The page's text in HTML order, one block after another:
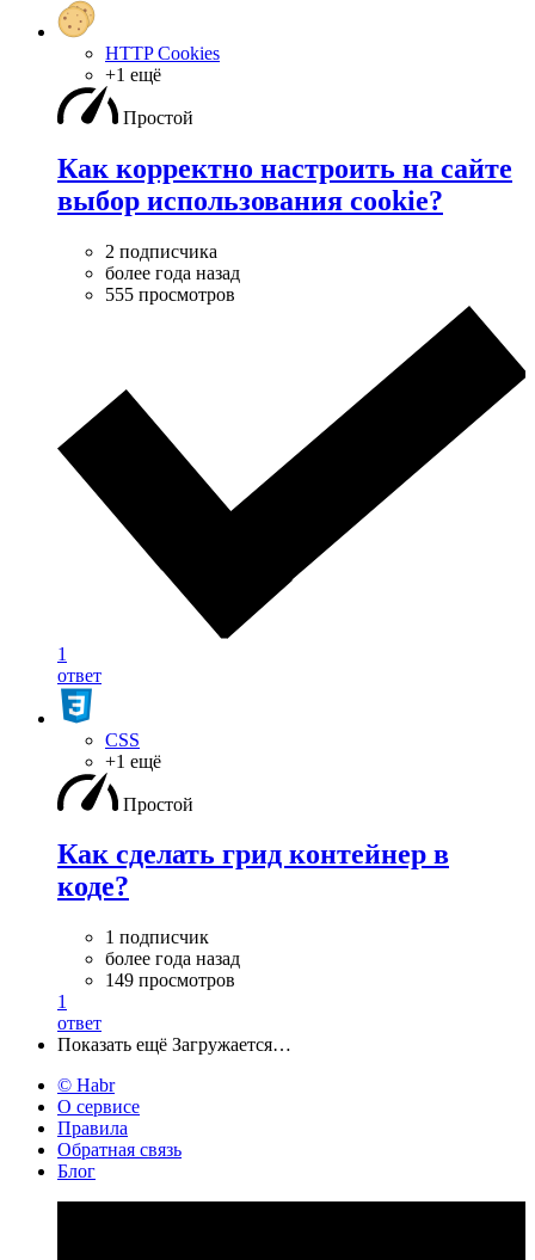
HTTP Cookies
+1 ещё
Простой
Как корректно настроить на сайте
выбор использования cookie?
2 подписчика
более года назад
555 просмотров
1
ответ
CSS
+1 ещё
Простой
Как сделать грид контейнер в
коде?
1 подписчик
более года назад
149 просмотров
1
ответ
Показать ещё Загружается…
© Habr
О сервисе
Правила
Обратная связь
Блог